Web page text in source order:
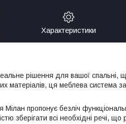
Характеристики
рішення для вашої спальні,
матеріалів, ця меблева
Мілан пропонує безліч
зберігати всі необхідні речі,